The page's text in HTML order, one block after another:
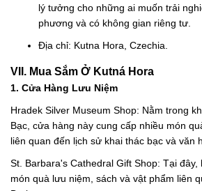
lý tưởng cho những ai muốn trải
phương và có không gian riêng tư.
Địa chỉ: Kutna Hora, Czechia.
VII. Mua Sắm Ở Kutná Hora
1. Cửa Hàng Lưu Niệm
Hradek Silver Museum Shop: Nằm trong
Bạc, cửa hàng này cung cấp nhiều món
liên quan đến lịch sử khai thác bạc và văn
St. Barbara's Cathedral Gift Shop: Tại
món quà lưu niệm, sách và vật phẩm liên